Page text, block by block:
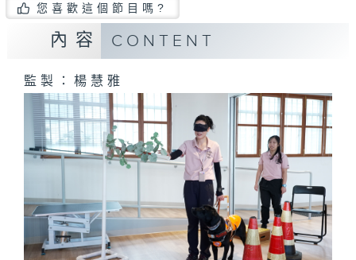
您喜歡這個節目嗎?
內容 CONTENT
監製：楊慧雅